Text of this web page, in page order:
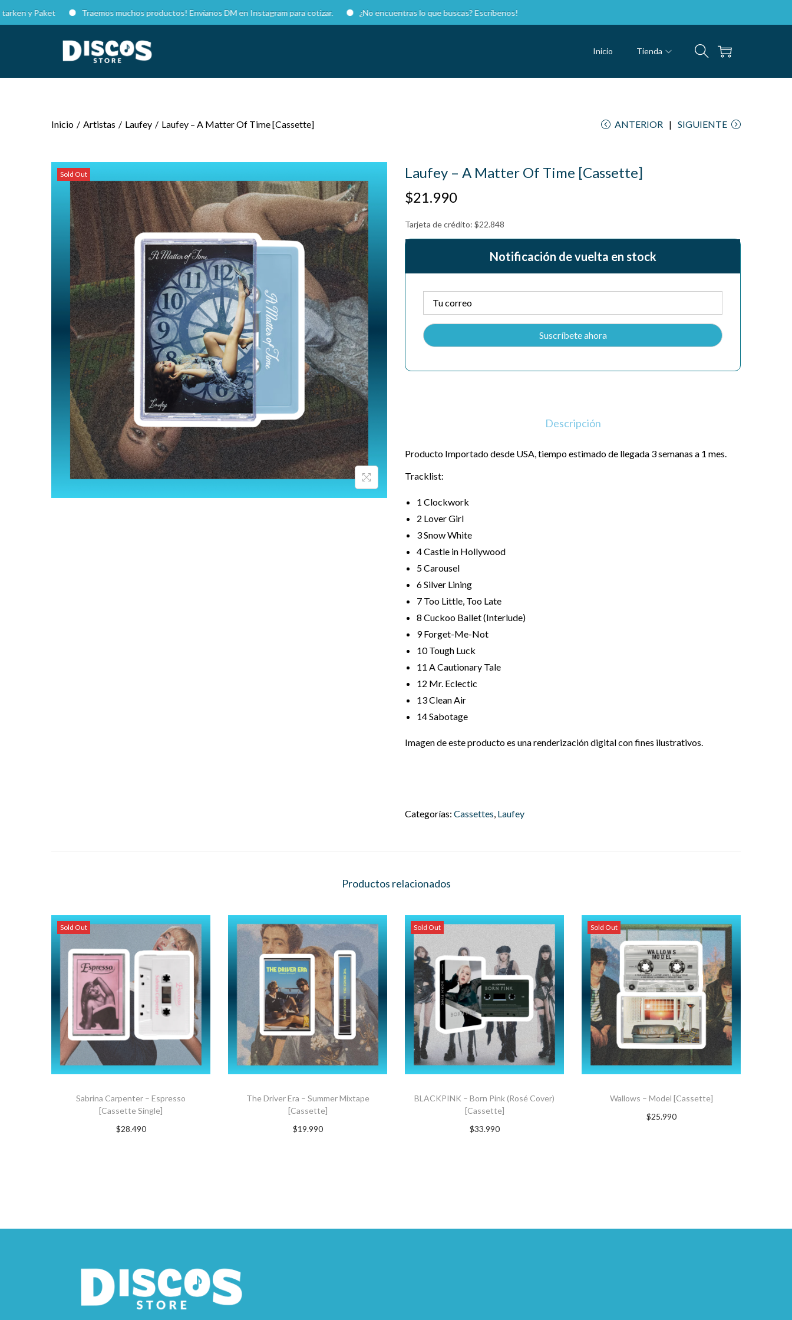
Paket Traemos muchos productos! Envíanos DM en Instagram para cotizar. ¿No encuentras lo que buscas? Escríbenos!
Inicio Tienda
Inicio / Artistas / Laufey / Laufey – A Matter Of Time [Cassette] ANTERIOR SIGUIENTE
Sold Out
Laufey – A Matter Of Time [Cassette]
$21.990
Tarjeta de crédito: $22.848
Notificación de vuelta en stock
Descripción
Producto Importado desde USA, tiempo estimado de llegada 3 semanas a 1 mes.
Tracklist:
1 Clockwork
2 Lover Girl
3Snow White
4Castle in Hollywood
5Carousel
6Silver Lining
7 Too Little, Too Late
8 Cuckoo Ballet (Interlude)
9Forget-Me-Not
10Tough Luck
11 A Cautionary Tale
12 Mr. Eclectic
13Clean Air
14Sabotage
Imagen de este producto es una renderización digital con fines ilustrativos.
Categorías: Cassettes, Laufey
Productos relacionados
Sold Out
Sabrina Carpenter – Espresso
[Cassette Single]
$28.490
The Driver Era – Summer Mixtape
[Cassette]
$19.990
Sold Out
BLACKPINK – Born Pink (Rosé Cover)
[Cassette]
$33.990
Sold Out
Wallows – Model [Cassette]
$25.990